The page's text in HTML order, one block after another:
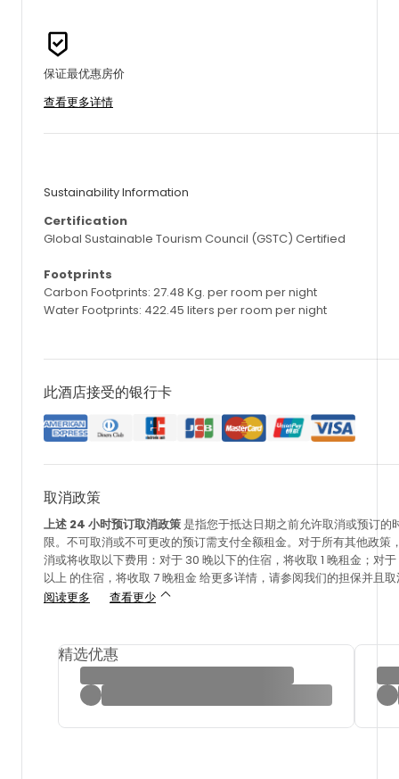
保证最优惠房价
查看更多详情
Sustainability Information
Certification
Global Sustainable Tourism Council (GSTC) Certified
Footprints
Carbon Footprints: 27.48 Kg. per room per night
Water Footprints: 422.45 liters per room per night
此酒店接受的银行卡
取消政策
上述 24 小时预订取消政策 是指您于抵达日期之前允许取消或预订的
限。不可取消或不可更改的预订需支付全额租金。对于所有其他政策
消或将收取以下费用：对于 30 晚以下的住宿，将收取1 晚租金；对
以上 的住宿，将收取7 晚租金 给更多详情，请参阅我们的担保并且
阅读更多
查看更少
精选优惠